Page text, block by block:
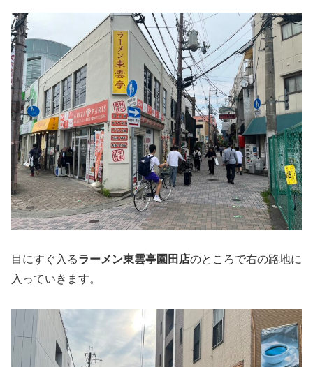
目にすぐ入るラーメン東雲亭園田店のところで右の路地に
入っていきます。